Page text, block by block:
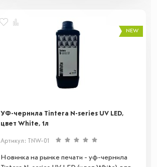
NEW
УФ-чернила Tintera N-series UV LED,
цвет White, 1л
Артикул: TNW-01
Новинка на рынке печати - уф-чернила